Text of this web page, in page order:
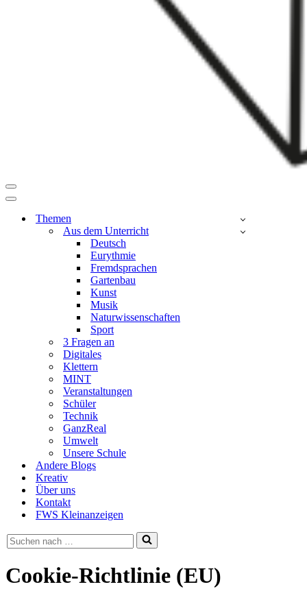
Navigationsmenü
Navigationsmenü
Themen
Aus dem Unterricht
Deutsch
Eurythmie
Fremdsprachen
Gartenbau
Kunst
Musik
Naturwissenschaften
Sport
3 Fragen an
Digitales
Klettern
MINT
Veranstaltungen
Schüler
Technik
GanzReal
Umwelt
Unsere Schule
Andere Blogs
Kreativ
Über uns
Kontakt
FWS Kleinanzeigen
Suchen
nach …
Cookie-Richtlinie (EU)